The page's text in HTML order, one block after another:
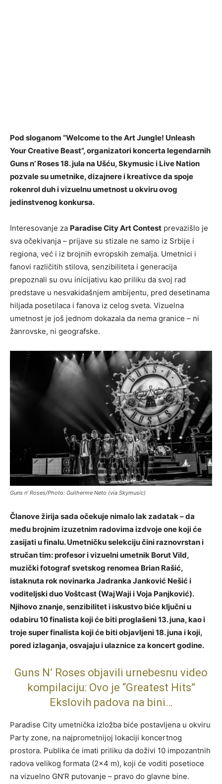
Pod sloganom “Welcome to the Art Jungle! Unleash
Your Creative Beast”, organizatori koncerta legendarnih
Guns n’ Roses 18. jula na Ušću, Skymusic i Live Nation
pozvale su umetnike, dizajnere i kreativce da spoje
rokenrol duh i vizuelnu umetnost u okviru ovog
jedinstvenog konkursa.
Interesovanje za Paradise City Art Contest prevazišlo je
sva očekivanja – prijave su stizale ne samo iz Srbije i
regiona, već i iz brojnih evropskih zemalja. Umetnici i
fanovi različitih stilova, senzibiliteta i generacija
prepoznali su ovu inicijativu kao priliku da svoj rad
predstave u nesvakidašnjem ambijentu, pred desetinama
hiljada posetilaca i fanova iz celog sveta. Vizuelna
umetnost je još jednom dokazala da nema granice – ni
žanrovske, ni geografske.
Guns n’ Roses/Photo: Guilherme Neto (via Skymusic)
Članove žirija sada očekuje nimalo lak zadatak – da
među brojnim izuzetnim radovima izdvoje one koji će
zasijati u finalu. Umetničku selekciju čini raznovrstan i
stručan tim: profesor i vizuelni umetnik Borut Vild,
muzički fotograf svetskog renomea Brian Rašić,
istaknuta rok novinarka Jadranka Janković Nešić i
voditeljski duo Voštcast (WajWaji i Voja Panjković).
Njihovo znanje, senzibilitet i iskustvo biće ključni u
odabiru 10 finalista koji će biti proglašeni 13. juna, kao i
troje super finalista koji će biti objavljeni 18. juna i koji,
pored izlaganja, osvajaju i ulaznice za koncert godine.
Guns N’ Roses objavili urnebesnu video
kompilaciju: Ovo je “Greatest Hits”
Ekslovih padova na bini…
Paradise City umetnička izložba biće postavljena u okviru
Party zone, na najprometnijoj lokaciji koncertnog
prostora. Publika će imati priliku da doživi 10 impozantnih
radova velikog formata (2×4 m), koji će voditi posetioce
na vizuelno GN’R putovanje – pravo do glavne bine.